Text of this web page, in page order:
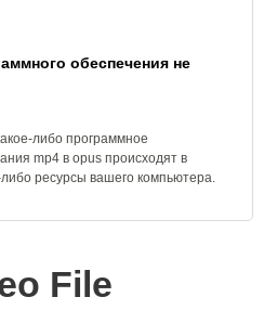
обеспечения не
либо программное
mp4 в opus происходят в
ресурсы вашего компьютера.
File